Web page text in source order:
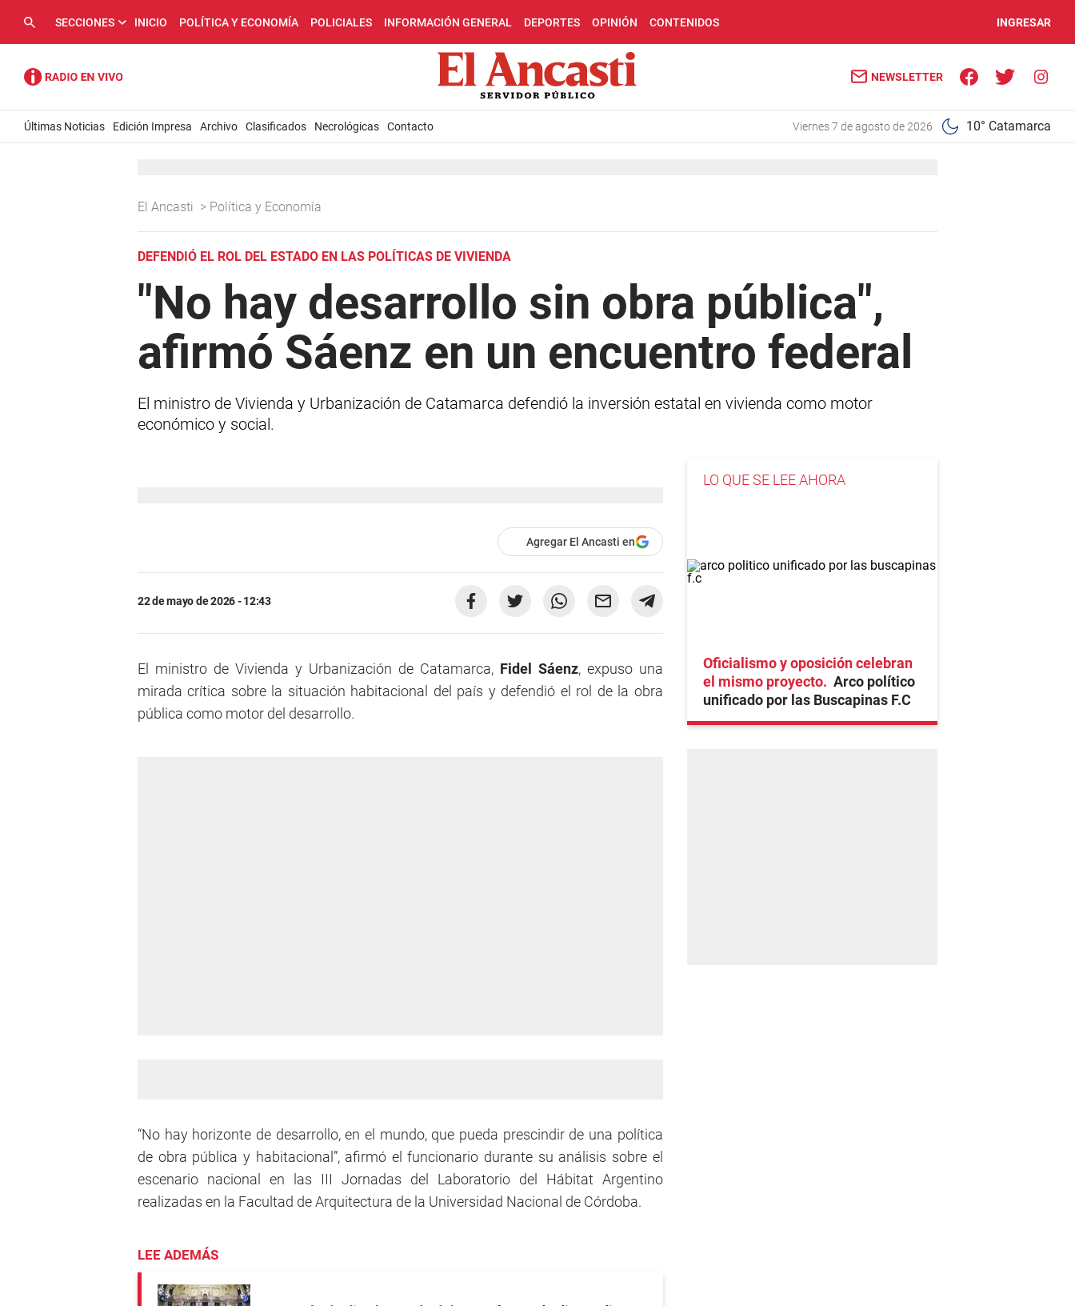
SECCIONES INICIO POLÍTICA Y ECONOMÍA POLICIALES INFORMACIÓN GENERAL DEPORTES OPINIÓN CONTENIDOS INGRESAR
NEWSLETTER
Últimas Noticias Edición Impresa Archivo Clasificados Necrológicas Contacto viernes 7 de agosto de 2026 10° Catamarca
El Ancasti > Política y Economía
DEFENDIÓ EL ROL DEL ESTADO EN LAS POLÍTICAS DE VIVIENDA
"No hay desarrollo sin obra pública",
afirmó Sáenz en un encuentro federal
El ministro de Vivienda y Urbanización de Catamarca defendió la inversión estatal en vivienda como motor
económico y social.
Agregar El Ancasti en
22 de mayo de 2026 - 12:43
El ministro de Vivienda y Urbanización de Catamarca, Fidel Sáenz, expuso una
mirada crítica sobre la situación habitacional del país y defendió el rol de la obra
pública como motor del desarrollo.
“No hay horizonte de desarrollo, en el mundo, que pueda prescindir de una política
de obra pública y habitacional”, afirmó el funcionario durante su análisis sobre el
escenario nacional en las III Jornadas del Laboratorio del Hábitat Argentino
realizadas en la Facultad de Arquitectura de la Universidad Nacional de Córdoba.
LEE ADEMÁS
LO QUE SE LEE AHORA
Oficialismo y oposición celebran
el mismo proyecto
Arco político
unificado por las Buscapinas F.C